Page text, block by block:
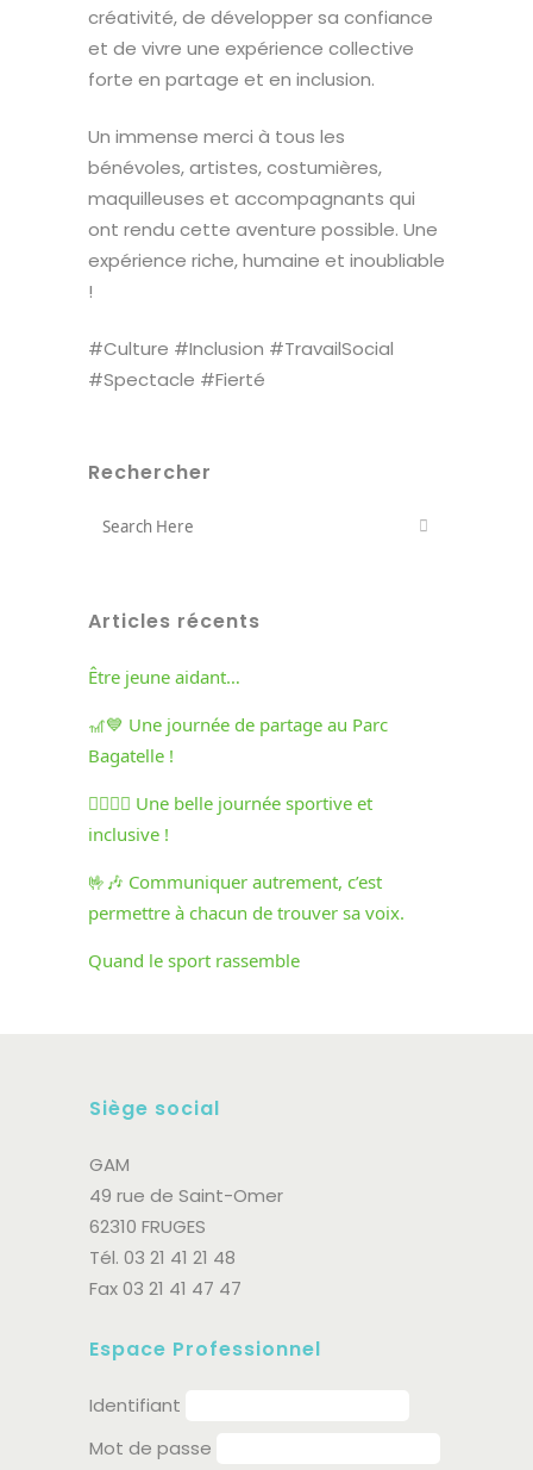
créativité, de développer sa confiance
et de vivre une expérience collective
forte en partage et en inclusion.
Un immense merci à tous les
bénévoles, artistes, costumières,
maquilleuses et accompagnants qui
ont rendu cette aventure possible. Une
expérience riche, humaine et inoubliable
!
#Culture #Inclusion #TravailSocial
#Spectacle #Fierté
Rechercher
Articles récents
Être jeune aidant…
🎢💙 Une journée de partage au Parc
Bagatelle !
🏃‍♀️🏃‍♂️ Une belle journée sportive et
inclusive !
🤟🎶 Communiquer autrement, c’est
permettre à chacun de trouver sa voix.
Quand le sport rassemble
Siège social
GAM
49 rue de Saint-Omer
62310 FRUGES
Tél. 03 21 41 21 48
Fax 03 21 41 47 47
Espace Professionnel
Identifiant
Mot de passe